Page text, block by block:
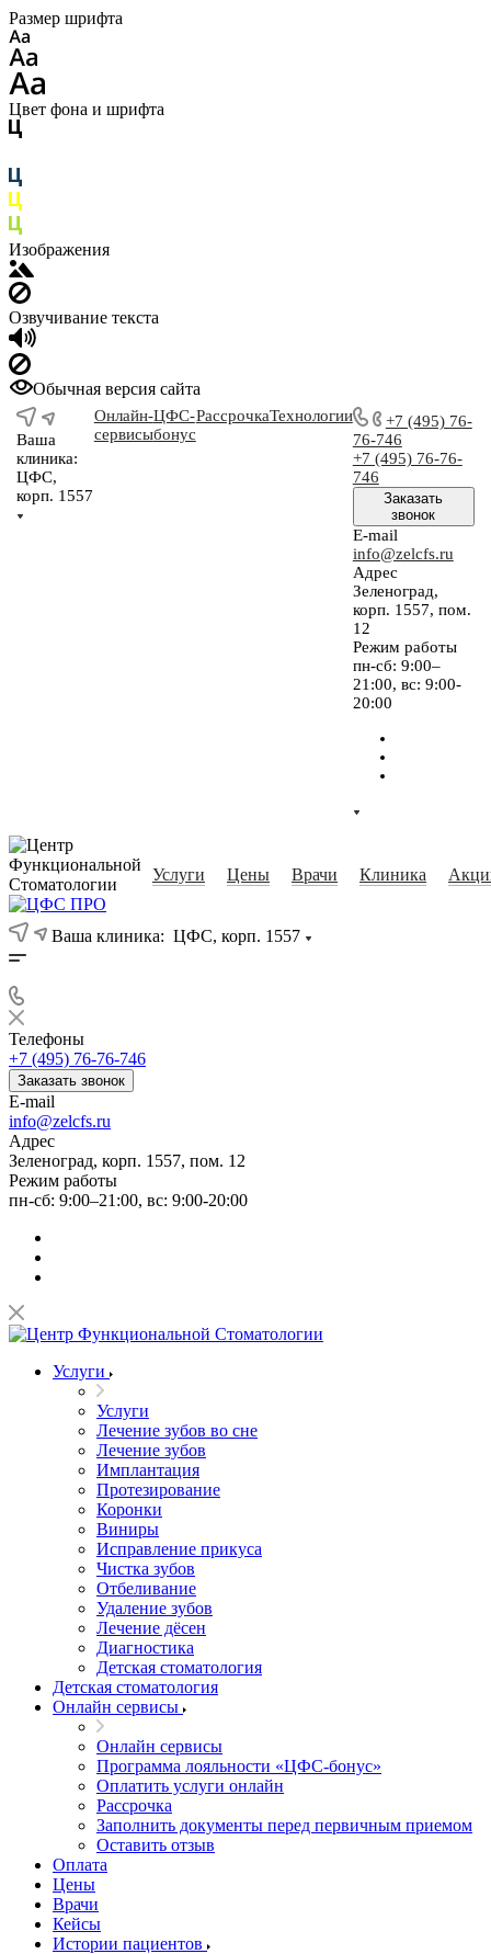
Размер шрифта
Цвет фона и шрифта
Изображения
Озвучивание текста
Обычная версия сайта
Ваша
клиника:
ЦФС,
корп. 1557
Онлайн-
сервисы
ЦФС-
бонус
РассрочкаТехнологии
+7 (495) 76-
76-746
+7 (495) 76-76-
746
Заказать
звонок
E-mail
info@zelcfs.ru
Адрес
Зеленоград,
корп. 1557, пом.
12
Режим работы
пн-сб: 9:00–
21:00, вс: 9:00-
20:00
Услуги Цены Врачи Клиника
Ваша клиника: ЦФС, корп. 1557
Телефоны
+7 (495) 76-76-746
Заказать звонок
E-mail
info@zelcfs.ru
Адрес
Зеленоград, корп. 1557, пом. 12
Режим работы
пн-сб: 9:00–21:00, вс: 9:00-20:00
Услуги
Услуги
Лечение зубов во сне
Лечение зубов
Имплантация
Протезирование
Коронки
Виниры
Исправление прикуса
Чистка зубов
Отбеливание
Удаление зубов
Лечение дёсен
Диагностика
Детская стоматология
Детская стоматология
Онлайн сервисы
Онлайн сервисы
Программа лояльности «ЦФС-бонус»
Оплатить услуги онлайн
Рассрочка
Заполнить документы перед первичным приемом
Оставить отзыв
Оплата
Цены
Врачи
Кейсы
Истории пациентов